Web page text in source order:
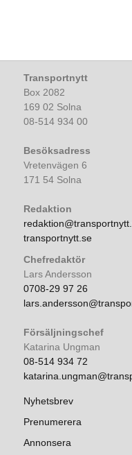
Transportnytt
Box 2082
169 02 Solna
08-514 934 00
Besöksadress
Vretenvägen 6
171 54 Solna
Redaktion
transportnytt.se
Chefredaktör
Lars Andersson
0708-29 97 26
Försäljningschef
Katarina Ungman
08-514 934 72
Nyhetsbrev
Prenumerera
Annonsera